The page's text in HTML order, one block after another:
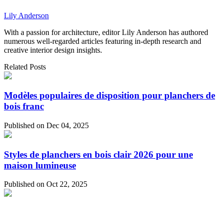
Lily Anderson
With a passion for architecture, editor Lily Anderson has authored
numerous well-regarded articles featuring in-depth research and
creative interior design insights.
Related Posts
Modèles populaires de disposition pour planchers de
bois franc
Published on Dec 04, 2025
Styles de planchers en bois clair 2026 pour une
maison lumineuse
Published on Oct 22, 2025